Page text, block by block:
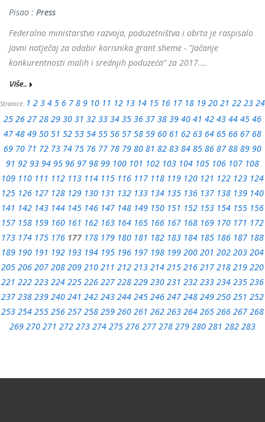
Pisao : Press
Federalno ministarstvo razvoja, poduzetništva i obrta je raspisalo
Javni natječaj za odabir korisnika grant sheme - "Jačanje
konkurentnosti malih i srednjih poduzeća" za 2017....
Više...
Stranice: 1 2 3 4 5 6 7 8 9 10 11 12 13 14 15 16 17 18 19 20 21 22 23 24
25 26 27 28 29 30 31 32 33 34 35 36 37 38 39 40 41 42 43 44 45 46
47 48 49 50 51 52 53 54 55 56 57 58 59 60 61 62 63 64 65 66 67 68
69 70 71 72 73 74 75 76 77 78 79 80 81 82 83 84 85 86 87 88 89 90
91 92 93 94 95 96 97 98 99 100 101 102 103 104 105 106 107 108
109 110 111 112 113 114 115 116 117 118 119 120 121 122 123 124
125 126 127 128 129 130 131 132 133 134 135 136 137 138 139 140
141 142 143 144 145 146 147 148 149 150 151 152 153 154 155 156
157 158 159 160 161 162 163 164 165 166 167 168 169 170 171 172
173 174 175 176 177 178 179 180 181 182 183 184 185 186 187 188
189 190 191 192 193 194 195 196 197 198 199 200 201 202 203 204
205 206 207 208 209 210 211 212 213 214 215 216 217 218 219 220
221 222 223 224 225 226 227 228 229 230 231 232 233 234 235 236
237 238 239 240 241 242 243 244 245 246 247 248 249 250 251 252
253 254 255 256 257 258 259 260 261 262 263 264 265 266 267 268
269 270 271 272 273 274 275 276 277 278 279 280 281 282 283